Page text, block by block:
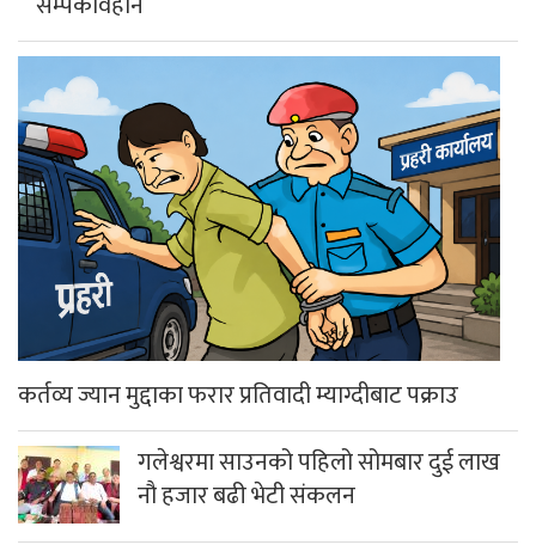
कर्तव्य ज्यान मुद्दाका फरार प्रतिवादी म्याग्दीबाट पक्राउ
गलेश्वरमा साउनको पहिलो सोमबार दुई लाख
नौ हजार बढी भेटी संकलन